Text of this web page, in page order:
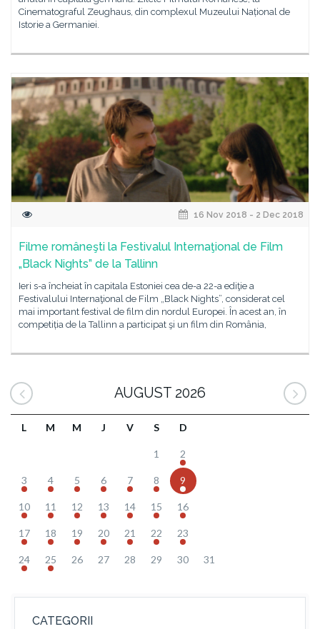
Cinematograful Zeughaus, din complexul Muzeului Național de
Istorie a Germaniei.
16 Nov 2018 - 2 Dec 2018
Filme româneşti la Festivalul Internaţional de Film
„Black Nights” de la Tallinn
Ieri s-a încheiat în capitala Estoniei cea de-a 22-a ediţie a
Festivalului Internaţional de Film „Black Nights”, considerat cel
mai important festival de film din nordul Europei. În acest an, în
competiția de la Tallinn a participat şi un film din România,
AUGUST 2026
L M M J V S D
1 2
3 4 5 6 7 8 9
10 11 12 13 14 15 16
17 18 19 20 21 22 23
24 25 26 27 28 29 30 31
CATEGORII